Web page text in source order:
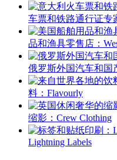
车票和铁路通行证专
品和渔具零售店：
俄罗斯外国汽车和国
料：Flavourly
缩影：Crew Clothing
Lightning Labels